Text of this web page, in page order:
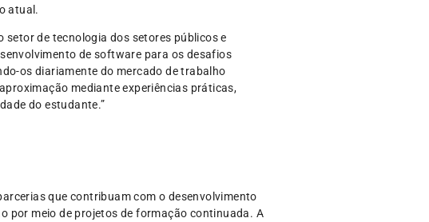
atual.
setor de tecnologia dos setores públicos e
de software para os desafios
os diariamente do mercado de trabalho
mediante experiências práticas,
do estudante.”
que contribuam com o desenvolvimento
por meio de projetos de formação continuada. A